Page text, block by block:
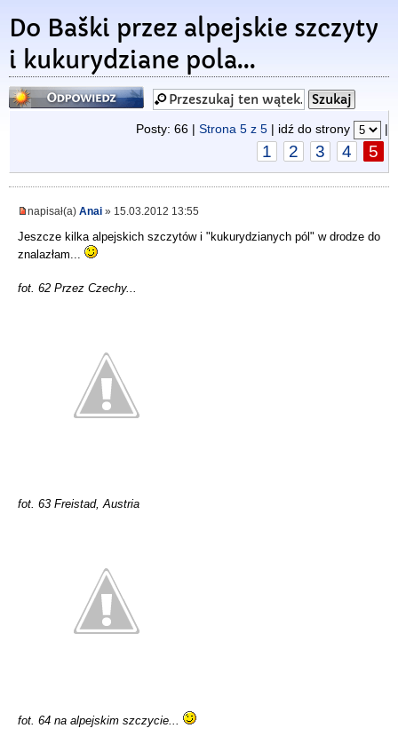
Do Baški przez alpejskie szczyty
i kukurydziane pola...
Odpowiedz
Posty: 66 | Strona 5 z 5 | idź do strony |
1 2 3 4 5
napisał(a) Anai » 15.03.2012 13:55
Jeszcze kilka alpejskich szczytów i "kukurydzianych pól" w drodze do
znalazłam...
fot. 62 Przez Czechy...
fot. 63 Freistad, Austria
fot. 64 na alpejskim szczycie...